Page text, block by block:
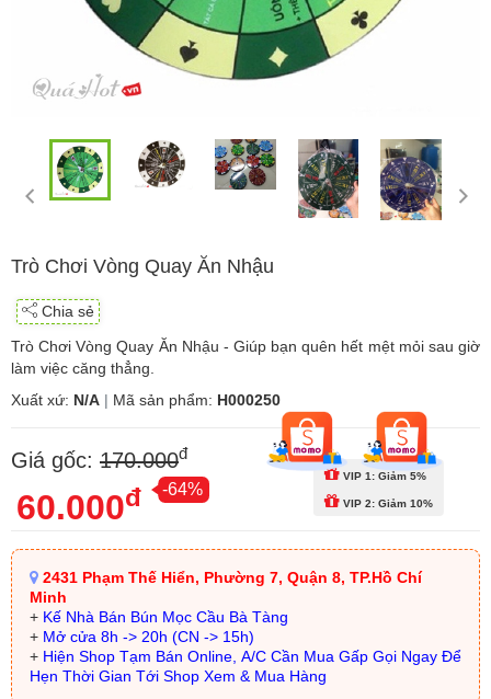
Trò Chơi Vòng Quay Ăn Nhậu
Chia sẻ
Trò Chơi Vòng Quay Ăn Nhậu - Giúp bạn quên hết mệt mỏi sau giờ
làm việc căng thẳng.
Xuất xứ: N/A | Mã sản phẩm: H000250
Giá gốc: 170.000đ
60.000đ -64%
VIP 1: Giảm 5%
VIP 2: Giảm 10%
2431 Phạm Thế Hiển, Phường 7, Quận 8, TP.Hồ Chí
Minh
+ Kế Nhà Bán Bún Mọc Cầu Bà Tàng
+ Mở cửa 8h -> 20h (CN -> 15h)
+ Hiện Shop Tạm Bán Online, A/C Cần Mua Gấp Gọi Ngay Để
Hẹn Thời Gian Tới Shop Xem & Mua Hàng